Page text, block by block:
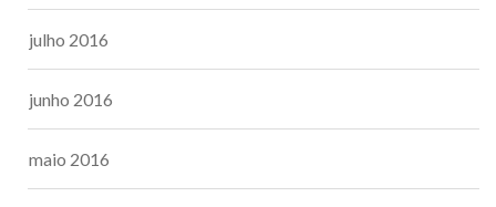
julho 2016
junho 2016
maio 2016